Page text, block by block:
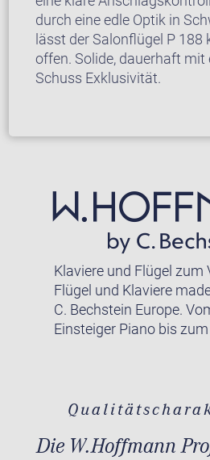
durch eine edle Optik in
lässt der Salonflügel P 188
offen. Solide, dauerhaft mit
Schuss Exklusivität.
Klaviere und Flügel zum
Flügel und Klaviere
C. Bechstein Europe.
Einsteiger Piano bis
Die W.Hoffmann